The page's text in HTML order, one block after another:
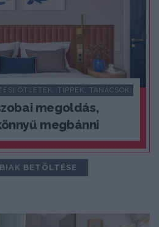
ÖTLETEK, TIPPEK, TANÁCSOK
megoldás,
megbánni
BETÖLTÉSE